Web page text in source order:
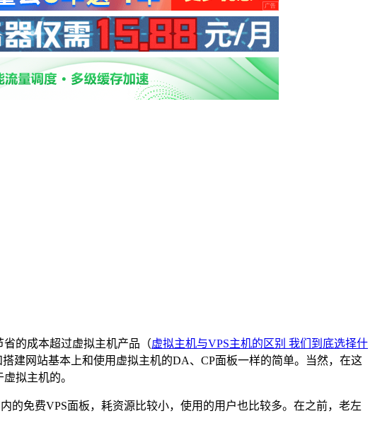
的成本超过虚拟主机产品（虚拟主机与VPS主机的区别 我们到底选择什
建网站基本上和使用虚拟主机的DA、CP面板一样的简单。当然，在这
拟主机的。
免费VPS面板，耗资源比较小，使用的用户也比较多。在之前，老左